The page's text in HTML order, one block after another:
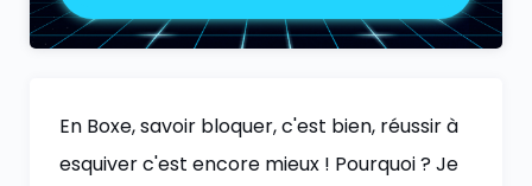
En Boxe, savoir bloquer, c'est bien, réussir à
esquiver c'est encore mieux ! Pourquoi ? Je